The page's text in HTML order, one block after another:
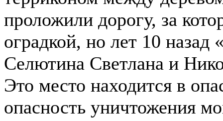
проложили дорогу, за
оградкой, но лет 10 назад
Селютина Светлана и
Это место находится в
опасность уничтожения